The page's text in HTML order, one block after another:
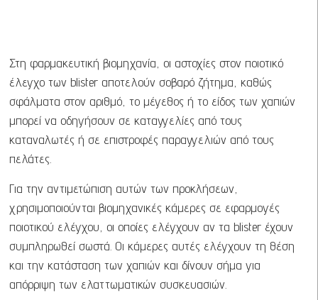
Στη φαρμακευτική βιομηχανία, οι αστοχίες στον ποιοτικό
έλεγχο των blister αποτελούν σοβαρό ζήτημα, καθώς
σφάλματα στον αριθμό, το μέγεθος ή το είδος των χαπιών
μπορεί να οδηγήσουν σε καταγγελίες από τους
καταναλωτές ή σε επιστροφές παραγγελιών από τους
πελάτες.
Για την αντιμετώπιση αυτών των προκλήσεων,
χρησιμοποιούνται βιομηχανικές κάμερες σε εφαρμογές
ποιοτικού ελέγχου, οι οποίες ελέγχουν αν τα blister έχουν
συμπληρωθεί σωστά. Οι κάμερες αυτές ελέγχουν τη θέση
και την κατάσταση των χαπιών και δίνουν σήμα για
απόρριψη των ελαττωματικών συσκευασιών.